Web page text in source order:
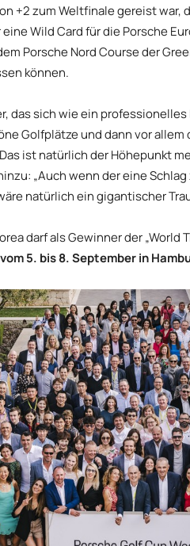
+2 zum Weltfinale gereist war,
Wild Card für die Porsche
Porsche Nord Course der
können.
das sich wie ein
Golfplätze und dann vor allem
ist natürlich der Höhepunkt
„Auch wenn der eine
natürlich ein gigantischer
darf als Gewinner der
5. bis 8. September in